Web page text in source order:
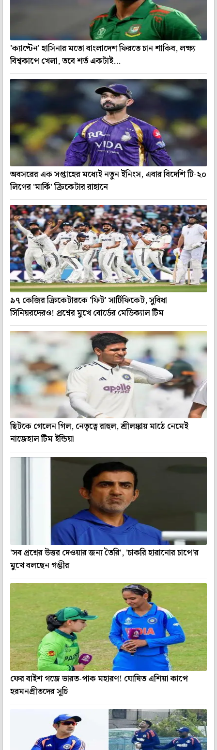
'ক্যাপ্টেন' হাসিনার মতো বাংলাদেশ ফিরতে চান শাকিব, লক্ষ্য
বিশ্বকাপে খেলা, তবে শর্ত একটাই...
অবসরের এক সপ্তাহের মধ্যেই নতুন ইনিংস, এবার বিদেশি টি-২০
লিগের 'মার্কি' ক্রিকেটার রাহানে
৯৭ কেজির ক্রিকেটারকে 'ফিট' সার্টিফিকেট, সুবিধা
সিনিয়রদেরও! প্রশ্নের মুখে বোর্ডের মেডিক্যাল টিম
ছিটকে গেলেন গিল, নেতৃত্বে রাহুল, শ্রীলঙ্কায় মাঠে নেমেই
নাজেহাল টিম ইন্ডিয়া
'সব প্রশ্নের উত্তর দেওয়ার জন্য তৈরি', 'চাকরি হারানোর চাপে'র
মুখে বলছেন গম্ভীর
ফের বাইশ গজে ভারত-পাক মহারণ! ঘোষিত এশিয়া কাপে
হরমনপ্রীতদের সূচি